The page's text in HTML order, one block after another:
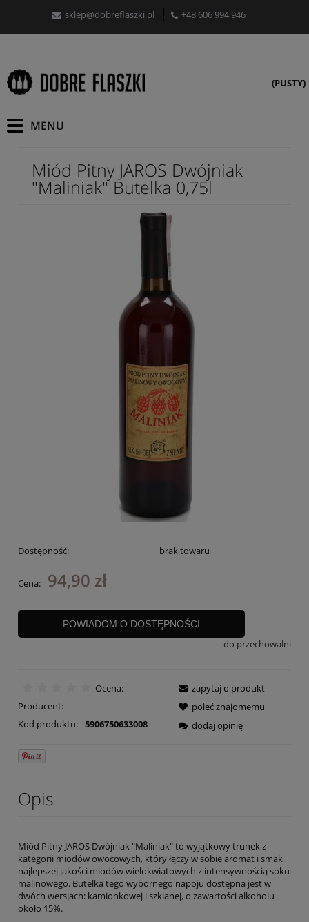
sklep@dobreflaszki.pl +48 606 994 946
(PUSTY)
Miód Pitny JAROS Dwójniak
"Maliniak" Butelka 0,75l
Dostępność: brak towaru
Cena: 94,90 zł
POWIADOM O DOSTĘPNOŚCI
do przechowalni
Ocena:
Producent: -
Kod produktu: 5906750633008
zapytaj o produkt
poleć znajomemu
dodaj opinię
Opis
Miód Pitny JAROS Dwójniak "Maliniak" to wyjątkowy trunek z
kategorii miodów owocowych, który łączy w sobie aromat i smak
najlepszej jakości miodów wielokwiatowych z intensywnością soku
malinowego. Butelka tego wybornego napoju dostępna jest w
dwóch wersjach: kamionkowej i szklanej, o zawartości alkoholu
około 15%.